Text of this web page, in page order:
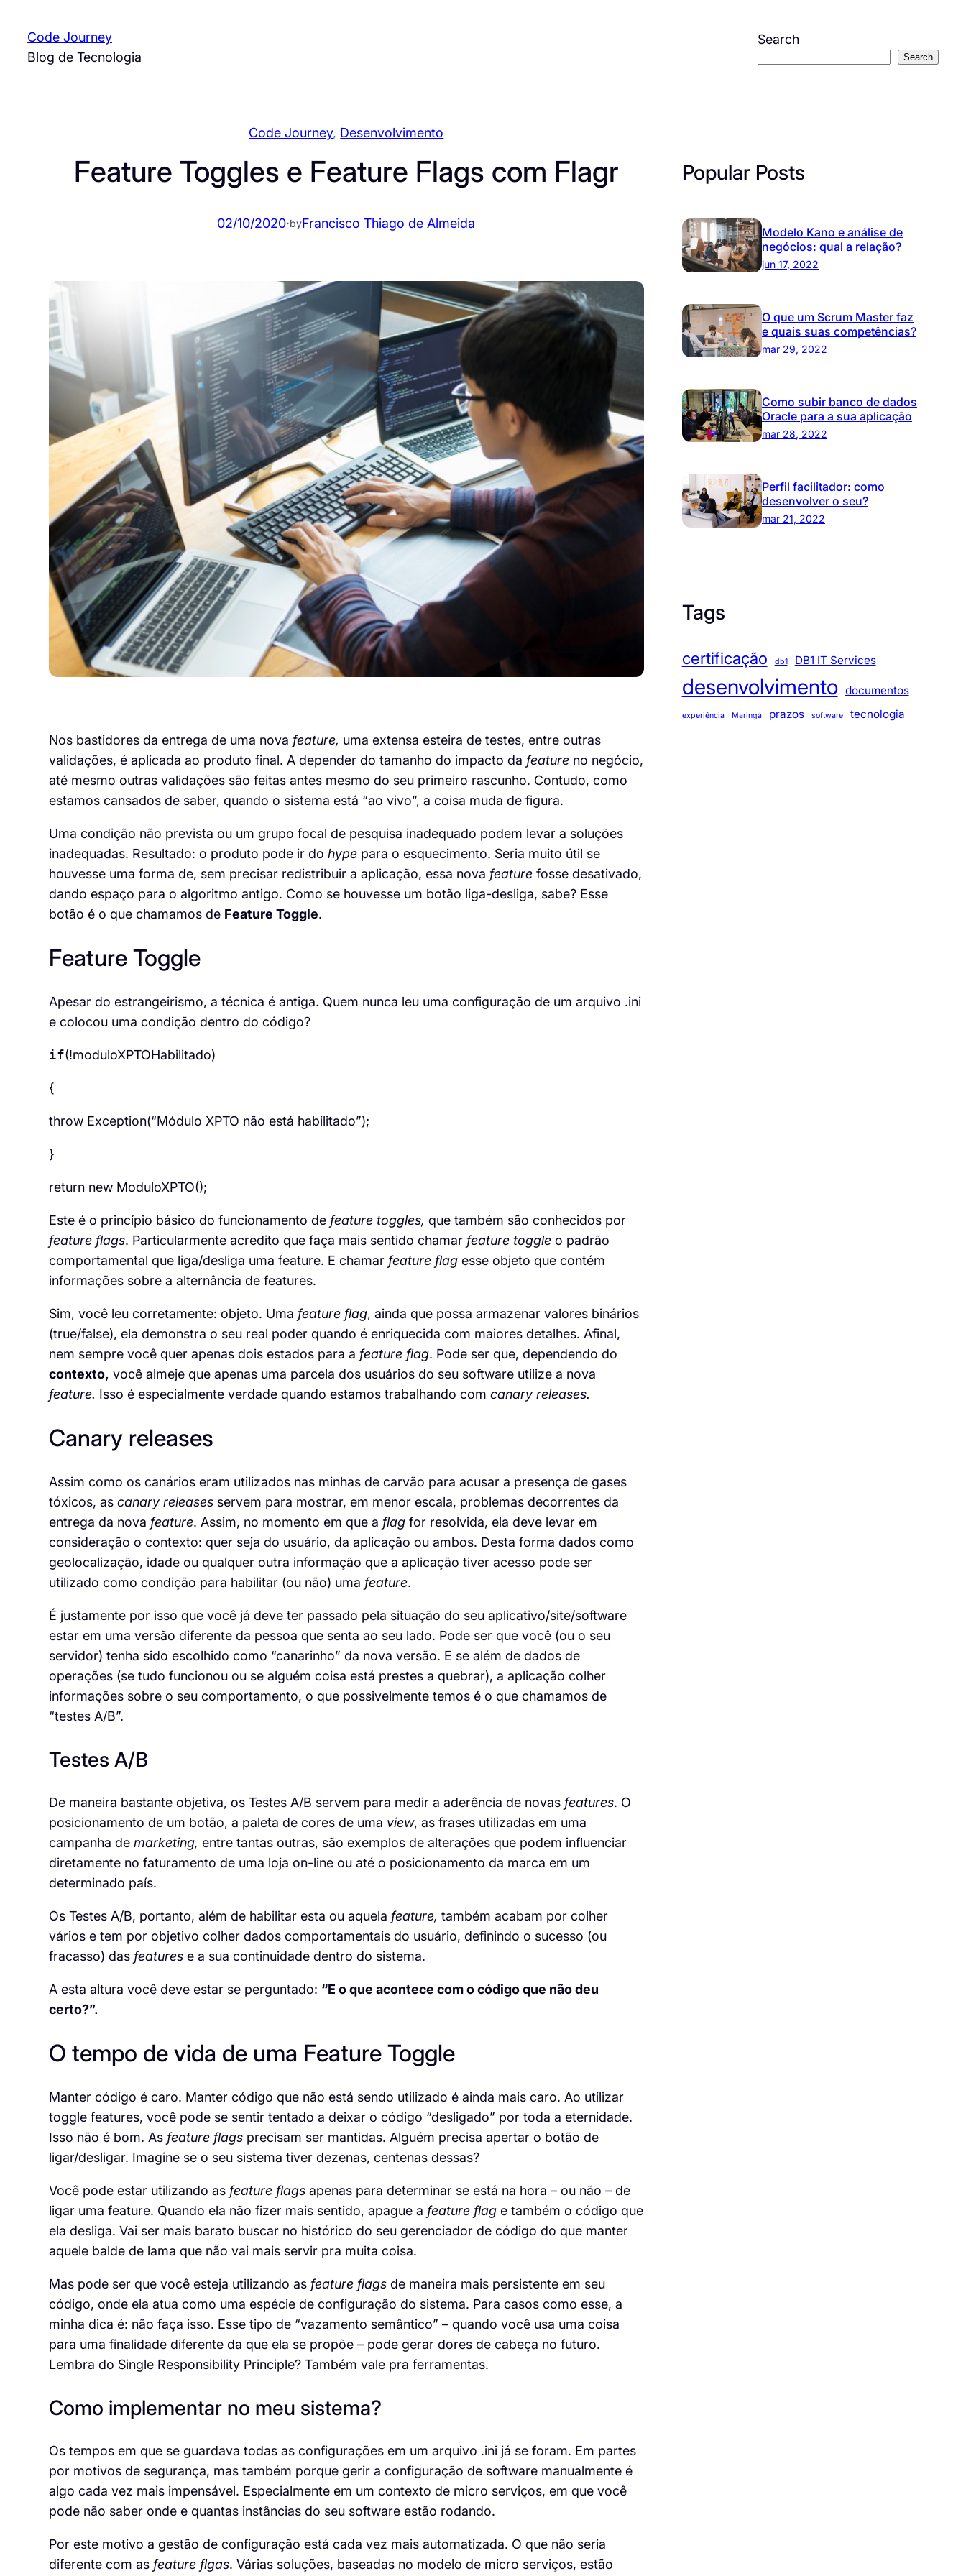
paraCode Journey
Blog de Tecnologia
Search
Search
Code Journey, Desenvolvimento
Feature Toggles e Feature Flags com Flagr
02/10/2020·byFrancisco Thiago de Almeida
Nos bastidores da entrega de uma nova feature, uma extensa esteira de testes, entre outras
validações, é aplicada ao produto final. A depender do tamanho do impacto da feature no negócio,
até mesmo outras validações são feitas antes mesmo do seu primeiro rascunho. Contudo, como
estamos cansados de saber, quando o sistema está “ao vivo”, a coisa muda de figura.
Uma condição não prevista ou um grupo focal de pesquisa inadequado podem levar a soluções
inadequadas. Resultado: o produto pode ir do hype para o esquecimento. Seria muito útil se
houvesse uma forma de, sem precisar redistribuir a aplicação, essa nova featurefosse desativado,
dando espaço para o algoritmo antigo. Como se houvesse um botão liga-desliga, sabe? Esse
botão é o que chamamos de Feature Toggle.
Feature Toggle
Apesar do estrangeirismo, a técnica é antiga. Quem nunca leu uma configuração de um arquivo .ini
e colocou uma condição dentro do código?
if(!moduloXPTOHabilitado)
{
throw Exception(“Módulo XPTO não está habilitado”);
}
returnnew ModuloXPTO();
Este é o princípio básico do funcionamento de feature toggles, que também são conhecidos por
featureflags. Particularmente acredito que faça mais sentido chamar feature toggleo padrão
comportamental que liga/desliga uma feature. E chamar featureflagesse objeto que contém
informações sobre a alternância de features.
Sim, você leu corretamente: objeto. Uma featureflag, ainda que possa armazenar valores binários
(true/false), ela demonstra o seu real poder quando é enriquecida com maiores detalhes. Afinal,
nem sempre você quer apenas dois estados para a featureflag. Pode ser que, dependendo do
contexto, você almeje que apenas uma parcela dos usuários do seu software utilize a nova
feature. Isso é especialmente verdade quando estamos trabalhando com canaryreleases.
Canaryreleases
Assim como os canários eram utilizados nas minhas de carvão para acusar a presença de gases
tóxicos, as canaryreleasesservem para mostrar, em menor escala, problemas decorrentes da
entrega da nova feature. Assim, no momento em que a flagfor resolvida, ela deve levar em
consideração o contexto: quer seja do usuário, da aplicação ou ambos. Desta forma dados como
geolocalização, idade ou qualquer outra informação que a aplicação tiver acesso pode ser
utilizado como condição para habilitar (ou não) uma feature.
É justamente por isso que você já deve ter passado pela situação do seu aplicativo/site/software
estar em uma versão diferente da pessoa que senta ao seu lado. Pode ser que você (ou o seu
servidor) tenha sido escolhido como “canarinho” da nova versão. E se além de dados de
operações (se tudo funcionou ou se alguém coisa está prestes a quebrar), a aplicação colher
informações sobre o seu comportamento, o que possivelmente temos é o que chamamos de
“testes A/B”.
Testes A/B
De maneira bastante objetiva, os Testes A/B servem para medir a aderência de novas features. O
posicionamento de um botão, a paleta de cores de uma view, as frases utilizadas em uma
campanha de marketing, entre tantas outras, são exemplos de alterações que podem influenciar
diretamente no faturamento de uma loja on-line ou até o posicionamento da marca em um
determinado país.
Os Testes A/B, portanto, além de habilitar esta ou aquela feature, também acabam por colher
vários e tem por objetivo colher dados comportamentais do usuário, definindo o sucesso (ou
fracasso) das features e a sua continuidade dentro do sistema.
A esta altura você deve estar se perguntado: “E o que acontece com o código que não deu
certo?”.
O tempo de vida de uma Feature Toggle
Manter código é caro. Manter código que não está sendo utilizado é ainda mais caro. Ao utilizar
toggle features, você pode se sentir tentado a deixar o código “desligado” por toda a eternidade.
Isso não é bom. As featureflagsprecisam ser mantidas. Alguém precisa apertar o botão de
ligar/desligar. Imagine se o seu sistema tiver dezenas, centenas dessas?
Você pode estar utilizando as featureflagsapenas para determinar se está na hora – ou não – de
ligar uma feature. Quando ela não fizer mais sentido, apague a featureflage também o código que
ela desliga. Vai ser mais barato buscar no histórico do seu gerenciador de código do que manter
aquele balde de lama que não vai mais servir pra muita coisa.
Mas pode ser que você esteja utilizando as featureflagsde maneira mais persistente em seu
código, onde ela atua como uma espécie de configuração do sistema. Para casos como esse, a
minha dica é: não faça isso. Esse tipo de “vazamento semântico” – quando você usa uma coisa
para uma finalidade diferente da que ela se propõe – pode gerar dores de cabeça no futuro.
Lembra do Single Responsibility Principle? Também vale pra ferramentas.
Como implementar no meu sistema?
Os tempos em que se guardava todas as configurações em um arquivo .inijá se foram. Em partes
por motivos de segurança, mas também porque gerir a configuração de software manualmente é
algo cada vez mais impensável. Especialmente em um contexto de micro serviços, em que você
pode não saber onde equantas instâncias do seu software estão rodando.
Por este motivo a gestão de configuração está cada vez mais automatizada. O que não seria
diferente com as feature flgas. Várias soluções, baseadas no modelo de micro serviços, estão
Popular Posts
Modelo Kano e análise de
negócios: qual a relação?
jun 17, 2022
O que um Scrum Master faz
e quais suas competências?
mar 29, 2022
Como subir banco de dados
Oracle para a sua aplicação
mar 28, 2022
Perfil facilitador: como
desenvolver o seu?
mar 21, 2022
Tags
certificação db1 DB1 IT Services
desenvolvimento documentos
experiência Maringá prazos software tecnologia